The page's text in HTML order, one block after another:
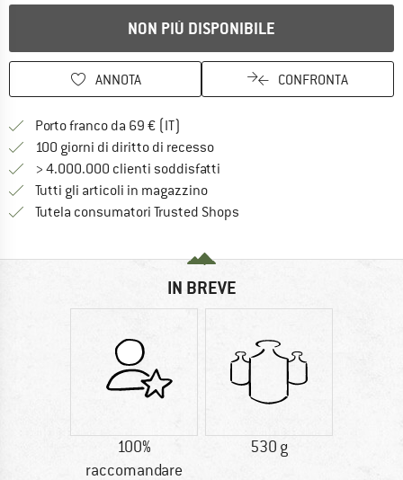
NON PIÙ DISPONIBILE
ANNOTA CONFRONTA
Porto franco da 69 € (IT)
100 giorni di diritto di recessoVai alla politica di recesso qui
> 4.000.000 clienti soddisfatti
Tutti gli articoli in magazzino
Tutela consumatori Trusted Shops
IN BREVE
100%
raccomandare
530 g